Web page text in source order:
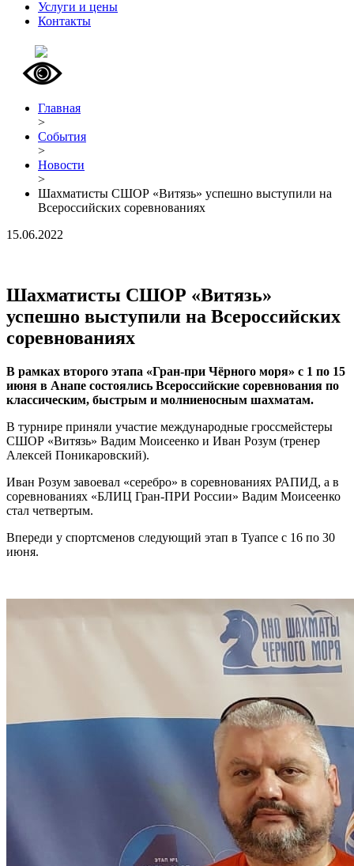
Услуги и цены
Контакты
Главная
>
События
>
Новости
>
Шахматисты СШОР «Витязь» успешно выступили на
Всероссийских соревнованиях
15.06.2022
Шахматисты СШОР «Витязь»
успешно выступили на Всероссийских
соревнованиях
В рамках второго этапа «Гран-при Чёрного моря» с 1 по 15
июня в Анапе состоялись Всероссийские соревнования по
классическим, быстрым и молниеносным шахматам.
В турнире приняли участие международные гроссмейстеры
СШОР «Витязь» Вадим Моисеенко и Иван Розум (тренер
Алексей Поникаровский).
Иван Розум завоевал «серебро» в соревнованиях РАПИД, а в
соревнованиях «БЛИЦ Гран-ПРИ России» Вадим Моисеенко
стал четвертым.
Впереди у спортсменов следующий этап в Туапсе с 16 по 30
июня.